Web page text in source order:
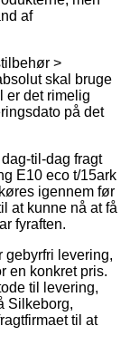
af
>
skal bruge
er det rimelig
på det
til-dag fragt
E10 eco t/15ark
igennem før
at kunne nå at få
fyraften.
gebyrfri levering,
en konkret pris.
til levering,
Silkeborg,
til at